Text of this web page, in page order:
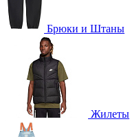
Брюки и Штаны
Жилеты